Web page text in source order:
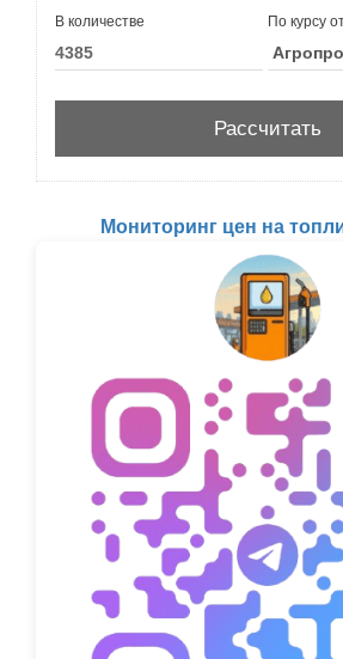
В количестве По курсу
Мониторинг цен на